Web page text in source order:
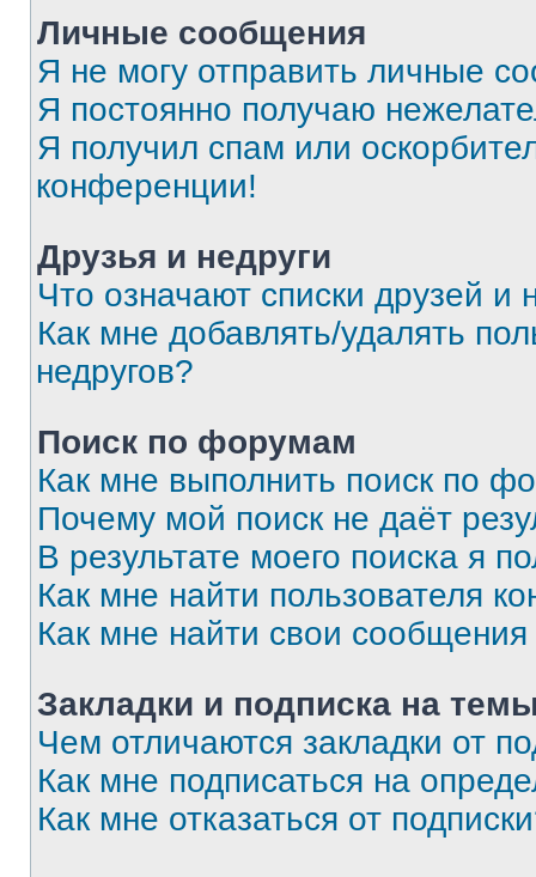
Личные сообщения
Я не могу отправить личные
Я постоянно получаю
Я получил спам или
конференции!
Друзья и недруги
Что означают списки друзей и
Как мне добавлять/удалять
недругов?
Поиск по форумам
Как мне выполнить поиск по
Почему мой поиск не даёт
В результате моего поиска я
Как мне найти пользователя
Как мне найти свои
Закладки и подписка на
Чем отличаются закладки от
Как мне подписаться на
Как мне отказаться от